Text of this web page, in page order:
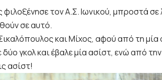
τον Α.Σ. Ιωνικού, μπροστά σε
σε αυτό.
και Μίχος, αφού από τη μία
γκολ και έβαλε μία ασίστ, ενώ από
ασίστ!